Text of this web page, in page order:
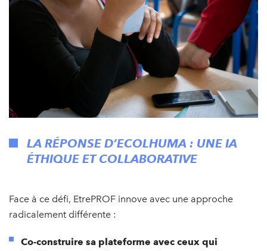
LA RÉPONSE D’ECOLHUMA : UNE IA
ÉTHIQUE ET COLLABORATIVE
Face à ce défi, EtrePROF innove avec une approche
radicalement différente :
Co-construire sa plateforme avec ceux qui